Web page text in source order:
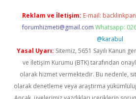
Reklam ve İletişim: E-mail:
forumhizmeti@gmail.com Whatsapp:
@karabul
Yasal Uyarı: Sitemiz, 5651 Sayılı Kanun
ve İletişim Kurumu (BTK) tarafından
olarak hizmet vermektedir. Bu nedenle,
olarak denetleme veya araştırma